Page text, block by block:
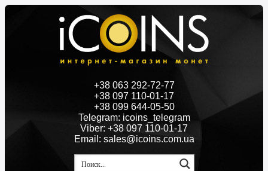
+38 063 292-72-77
+38 097 110-01-17
+38 099 644-05-50
Telegram: icoins_telegram
Viber: +38 097 110-01-17
Email: sales@icoins.com.ua